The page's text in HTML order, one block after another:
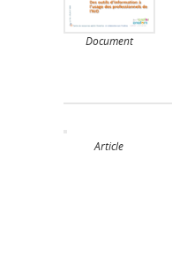
Document
Article